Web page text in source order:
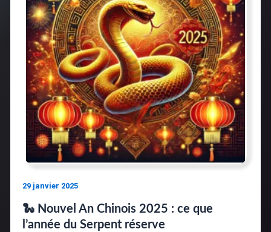
29 janvier 2025
🐍 Nouvel An Chinois 2025 : ce que
l’année du Serpent réserve